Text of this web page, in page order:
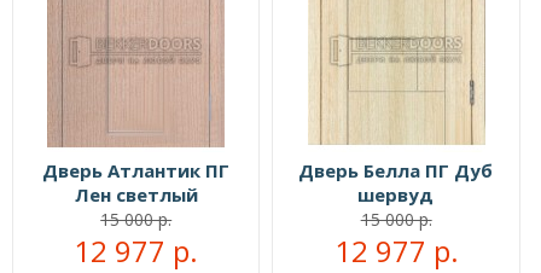
Дверь Атлантик ПГ
Лен светлый
15 000 р.
12 977 р.
Дверь Белла ПГ Дуб
шервуд
15 000 р.
12 977 р.